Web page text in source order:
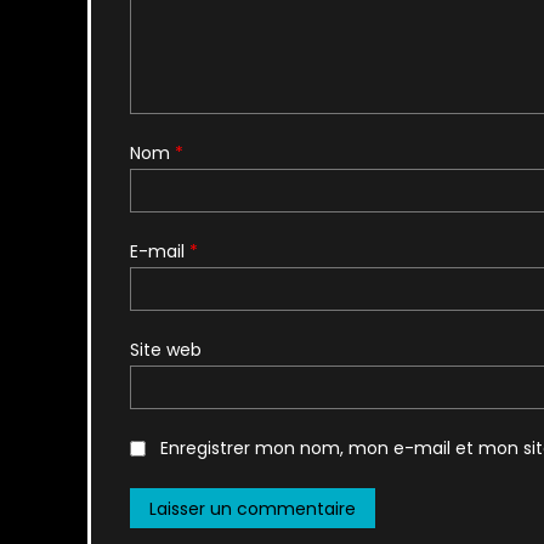
Nom *
E-mail *
Site web
Enregistrer mon nom, mon e-mail et mon